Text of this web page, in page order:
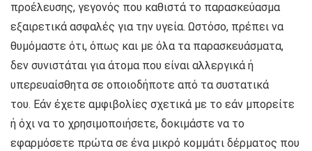
προέλευσης, γεγονός που καθιστά το παρασκεύασμα
εξαιρετικά ασφαλές για την υγεία. Ωστόσο, πρέπει να
θυμόμαστε ότι, όπως και με όλα τα παρασκευάσματα,
δεν συνιστάται για άτομα που είναι αλλεργικά ή
υπερευαίσθητα σε οποιοδήποτε από τα συστατικά
του. Εάν έχετε αμφιβολίες σχετικά με το εάν μπορείτε
ή όχι να το χρησιμοποιήσετε, δοκιμάστε να το
εφαρμόσετε πρώτα σε ένα μικρό κομμάτι δέρματος που